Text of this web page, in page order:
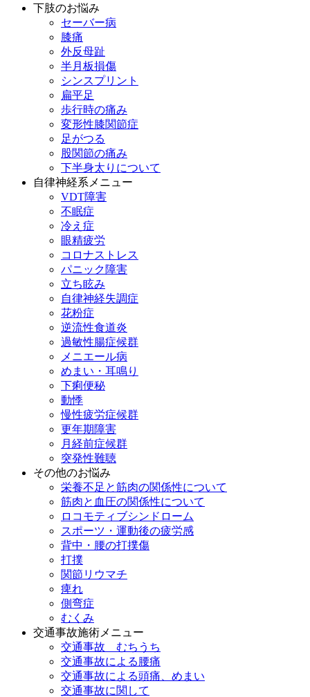
下肢のお悩み
セーバー病
膝痛
外反母趾
半月板損傷
シンスプリント
扁平足
歩行時の痛み
変形性膝関節症
足がつる
股関節の痛み
下半身太りについて
自律神経系メニュー
VDT障害
不眠症
冷え症
眼精疲労
コロナストレス
パニック障害
立ち眩み
自律神経失調症
花粉症
逆流性食道炎
過敏性腸症候群
メニエール病
めまい・耳鳴り
下痢便秘
動悸
慢性疲労症候群
更年期障害
月経前症候群
突発性難聴
その他のお悩み
栄養不足と筋肉の関係性について
筋肉と血圧の関係性について
ロコモティブシンドローム
スポーツ・運動後の疲労感
背中・腰の打撲傷
打撲
関節リウマチ
痺れ
側弯症
むくみ
交通事故施術メニュー
交通事故 むちうち
交通事故による腰痛
交通事故による頭痛、めまい
交通事故に関して